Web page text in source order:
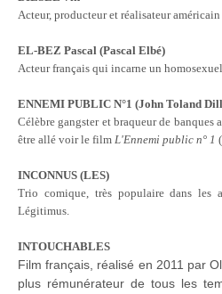
Acteur, producteur et réalisateur
EL-BEZ Pascal (Pascal Elbé)
Acteur français qui incarne un
ENNEMI PUBLIC N°1 (John Toland
Célèbre gangster et braqueur de banques
être allé voir le film L'Ennemi public n° 1 (
INCONNUS (LES)
Trio comique, très populaire dans les
Légitimus.
INTOUCHABLES
Film français, réalisé en 2011 par
plus rémunérateur de tous les